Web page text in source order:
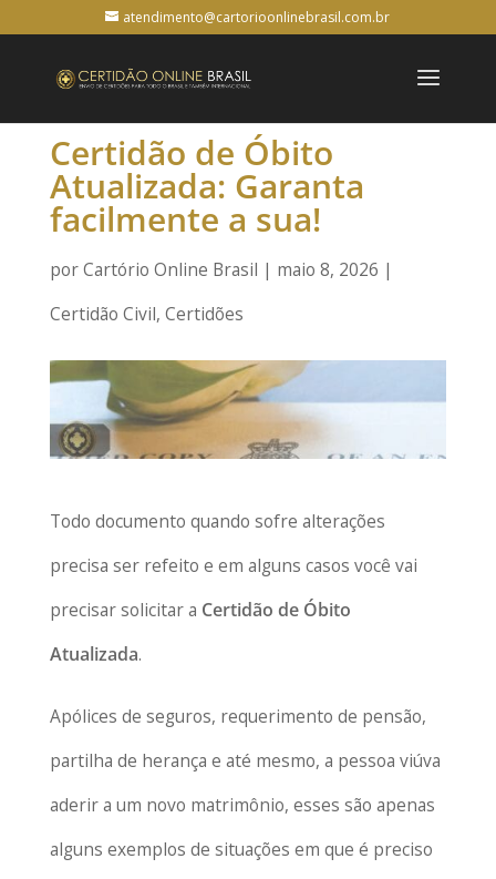
atendimento@cartorioonlinebrasil.com.br
Certidão de Óbito
Atualizada: Garanta
facilmente a sua!
porCartório Online Brasil | maio 8, 2026 |
Certidão Civil, Certidões
Todo documento quando sofre alterações
precisa ser refeito e em alguns casos você vai
precisar solicitar a Certidão de Óbito
Atualizada.
Apólices de seguros, requerimento de pensão,
partilha de herança e até mesmo, a pessoa viúva
aderir a um novo matrimônio, esses são apenas
alguns exemplos de situações em que é preciso